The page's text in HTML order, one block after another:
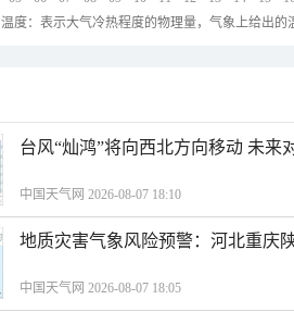
温度：表示大气冷热程度的物理量，气象上给出
台风“灿鸿”将向西北方向移动 未来
中国天气网 2026-08-07 18:10
地质灾害气象风险预警：河北重庆
中国天气网 2026-08-07 18:05